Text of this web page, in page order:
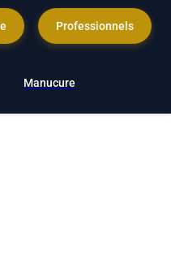
Professionnels
Manucure